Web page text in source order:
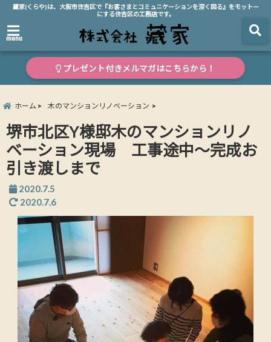
藏家(くらや)は、大阪市住吉区で『お客さまとコミュニケーションを深く図る』をモットー
にする住吉区の工務店です。
menu
プレゼント付きメルマガはこちらから！
ホーム 木のマンションリノベーション
堺市北区Y様邸木のマンションリノ
ベーション現場 工事途中～完成お
引き渡しまで
2020.7.5
2020.7.6